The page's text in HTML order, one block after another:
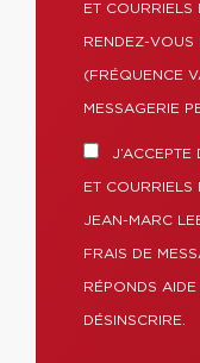
ET COURRIELS
RENDEZ-VOUS
(FRÉQUENCE
MESSAGERIE
ET COURRIELS
JEAN-MARC
FRAIS DE
RÉPONDS
DÉSINSCRIRE.